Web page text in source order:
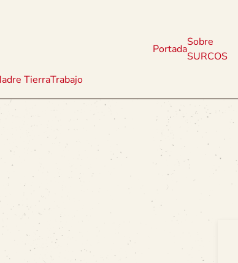
TierraTrabajo
Portada
Sobre
SURCOS